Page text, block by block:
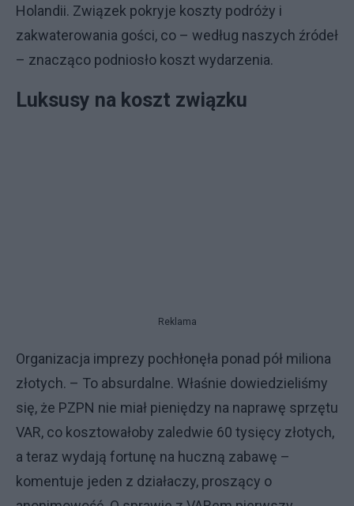
Holandii. Związek pokryje koszty podróży i
zakwaterowania gości, co – według naszych źródeł
– znacząco podniosło koszt wydarzenia.
Luksusy na koszt związku
Reklama
Organizacja imprezy pochłonęła ponad pół miliona
złotych. – To absurdalne. Właśnie dowiedzieliśmy
się, że PZPN nie miał pieniędzy na naprawę sprzętu
VAR, co kosztowałoby zaledwie 60 tysięcy złotych,
a teraz wydają fortunę na huczną zabawę –
komentuje jeden z działaczy, proszący o